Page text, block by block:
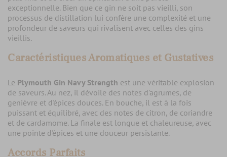
exceptionnelle. Bien que ce gin ne soit pas vieilli, son
processus de distillation lui confère une complexité et une
profondeur de saveurs qui rivalisent avec celles des gins
vieillis.
Caractéristiques Aromatiques et Gustatives
Le Plymouth Gin Navy Strength est une véritable explosion
de saveurs. Au nez, il dévoile des notes d'agrumes, de
genièvre et d'épices douces. En bouche, il est à la fois
puissant et équilibré, avec des notes de citron, de coriandre
et de cardamome. La finale est longue et chaleureuse, avec
une pointe d'épices et une douceur persistante.
Accords Parfaits